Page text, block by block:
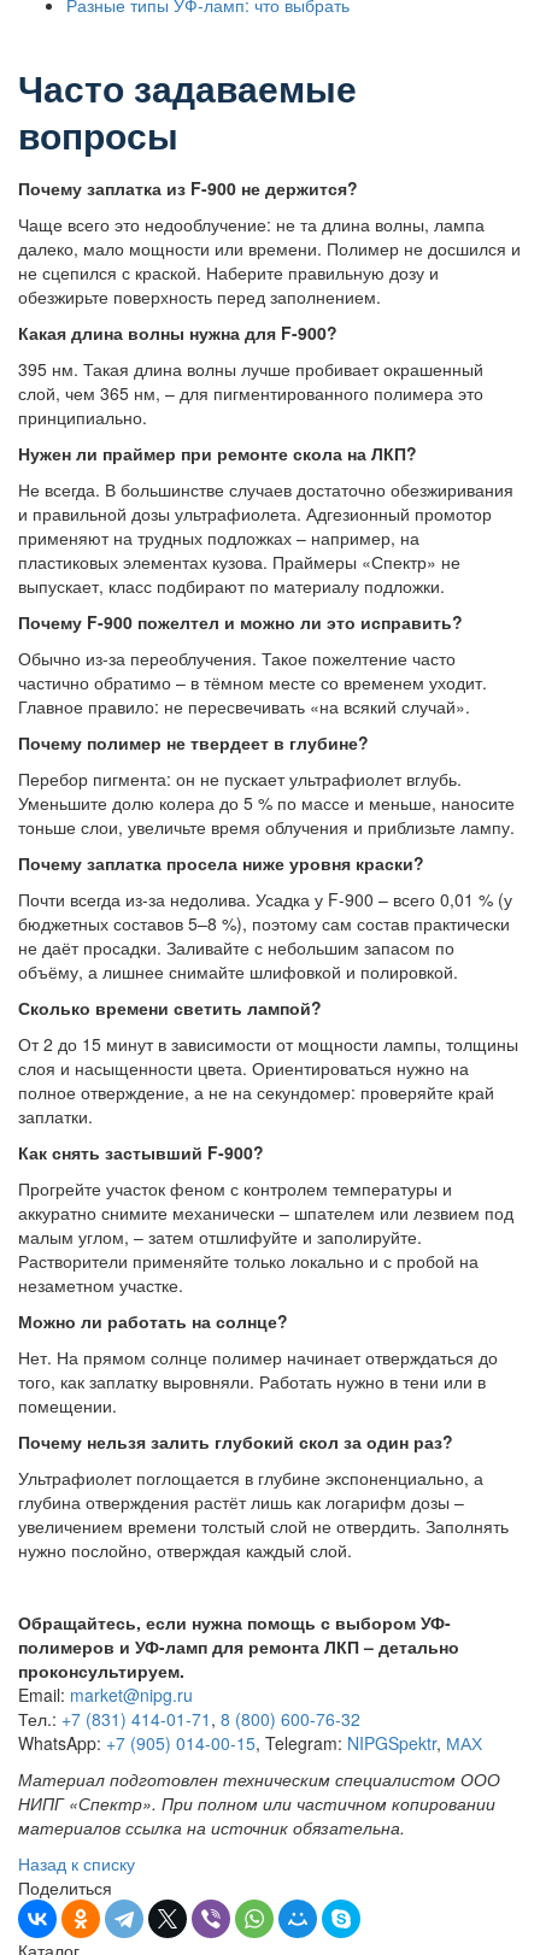
Разные типы УФ-ламп: что выбрать
Часто задаваемые
вопросы
Почему заплатка из F-900 не держится?
Чаще всего это недооблучение: не та длина волны, лампа
далеко, мало мощности или времени. Полимер не досшился и
не сцепился с краской. Наберите правильную дозу и
обезжирьте поверхность перед заполнением.
Какая длина волны нужна для F-900?
395 нм. Такая длина волны лучше пробивает окрашенный
слой, чем 365 нм, – для пигментированного полимера это
принципиально.
Нужен ли праймер при ремонте скола на ЛКП?
Не всегда. В большинстве случаев достаточно обезжиривания
и правильной дозы ультрафиолета. Адгезионный промотор
применяют на трудных подложках – например, на
пластиковых элементах кузова. Праймеры «Спектр» не
выпускает, класс подбирают по материалу подложки.
Почему F-900 пожелтел и можно ли это исправить?
Обычно из-за переоблучения. Такое пожелтение часто
частично обратимо – в тёмном месте со временем уходит.
Главное правило: не пересвечивать «на всякий случай».
Почему полимер не твердеет в глубине?
Перебор пигмента: он не пускает ультрафиолет вглубь.
Уменьшите долю колера до 5 % по массе и меньше, наносите
тоньше слои, увеличьте время облучения и приблизьте лампу.
Почему заплатка просела ниже уровня краски?
Почти всегда из-за недолива. Усадка у F-900 – всего 0,01 % (у
бюджетных составов 5–8 %), поэтому сам состав практически
не даёт просадки. Заливайте с небольшим запасом по
объёму, а лишнее снимайте шлифовкой и полировкой.
Сколько времени светить лампой?
От 2 до 15 минут в зависимости от мощности лампы, толщины
слоя и насыщенности цвета. Ориентироваться нужно на
полное отверждение, а не на секундомер: проверяйте край
заплатки.
Как снять застывший F-900?
Прогрейте участок феном с контролем температуры и
аккуратно снимите механически – шпателем или лезвием под
малым углом, – затем отшлифуйте и заполируйте.
Растворители применяйте только локально и с пробой на
незаметном участке.
Можно ли работать на солнце?
Нет. На прямом солнце полимер начинает отверждаться до
того, как заплатку выровняли. Работать нужно в тени или в
помещении.
Почему нельзя залить глубокий скол за один раз?
Ультрафиолет поглощается в глубине экспоненциально, а
глубина отверждения растёт лишь как логарифм дозы –
увеличением времени толстый слой не отвердить. Заполнять
нужно послойно, отверждая каждый слой.
Обращайтесь, если нужна помощь с выбором УФ-
полимеров и УФ-ламп для ремонта ЛКП – детально
проконсультируем.
Email: market@nipg.ru
Тел.: +7 (831) 414-01-71 , 8 (800) 600-76-32
WhatsApp: +7 (905) 014-00-15, Telegram: NIPGSpektr, МАХ
Материал подготовлен техническим специалистом ООО
НИПГ «Спектр». При полном или частичном копировании
материалов ссылка на источник обязательна.
Назад к списку
Поделиться